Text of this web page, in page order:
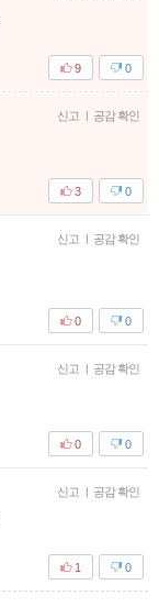
0
9
신고 | 공감 확인
0
3
신고 | 공감 확인
0
0
신고 | 공감 확인
0
0
신고 | 공감 확인
0
1